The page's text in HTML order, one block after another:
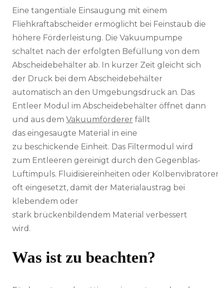
Eine tangentiale Einsaugung mit einem
Fliehkraftabscheider ermöglicht bei Feinstaub die
höhere Förderleistung. Die Vakuumpumpe
schaltet nach der erfolgten Befüllung von dem
Abscheidebehälter ab. In kurzer Zeit gleicht sich
der Druck bei dem Abscheidebehälter
automatisch an den Umgebungsdruck an. Das
Entleer Modul im Abscheidebehälter öffnet dann
und aus dem Vakuumförderer fällt
das eingesaugte Material in eine
zu beschickende Einheit. Das Filtermodul wird
zum Entleeren gereinigt durch den Gegenblas-
Luftimpuls. Fluidisiereinheiten oder
oft eingesetzt, damit der Materialaustrag bei
klebendem oder
stark brückenbildendem Material verbessert
wird.
Was ist zu beachten?